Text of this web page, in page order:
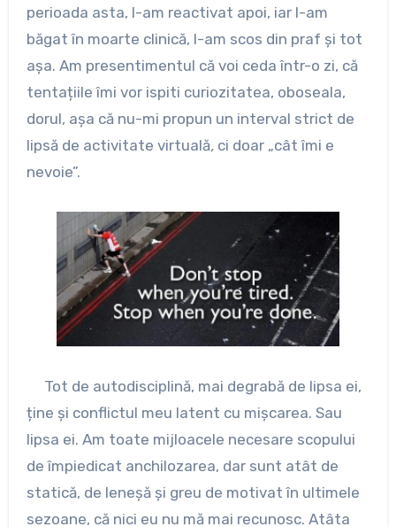
perioada asta, l-am reactivat apoi, iar l-am
băgat în moarte clinică, l-am scos din praf și tot
așa. Am presentimentul că voi ceda într-o zi, că
tentațiile îmi vor ispiti curiozitatea, oboseala,
dorul, așa că nu-mi propun un interval strict de
lipsă de activitate virtuală, ci doar „cât îmi e
nevoie”.
Tot de autodisciplină, mai degrabă de lipsa ei,
ține și conflictul meu latent cu mișcarea. Sau
lipsa ei. Am toate mijloacele necesare scopului
de împiedicat anchilozarea, dar sunt atât de
statică, de leneșă și greu de motivat în ultimele
sezoane, că nici eu nu mă mai recunosc. Atâta